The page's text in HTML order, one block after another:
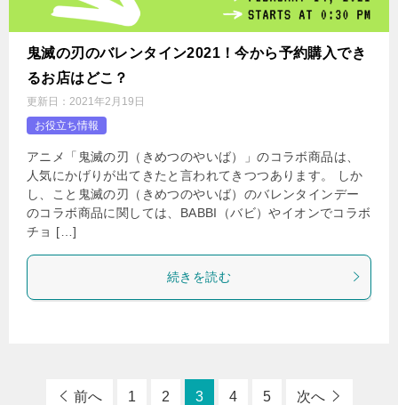
鬼滅の刃のバレンタイン2021！今から予約購入でき
るお店はどこ？
更新日： 2021年2月19日
お役立ち情報
アニメ「鬼滅の刃（きめつのやいば）」のコラボ商品は、
人気にかげりが出てきたと言われてきつつあります。 しか
し、こと鬼滅の刃（きめつのやいば）のバレンタインデー
のコラボ商品に関しては、BABBI（バビ）やイオンでコラボ
チョ […]
続きを読む
前へ 1 2 3 4 5 次へ